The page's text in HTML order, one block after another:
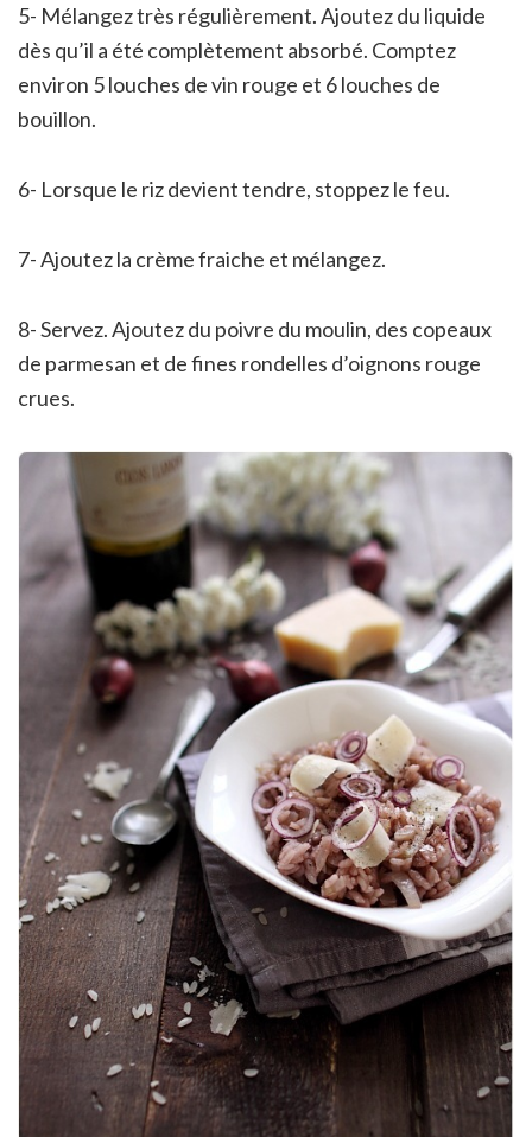
5- Mélangez très régulièrement. Ajoutez du liquide
dès qu’il a été complètement absorbé. Comptez
environ 5 louches de vin rouge et 6 louches de
bouillon.
6- Lorsque le riz devient tendre, stoppez le feu.
7- Ajoutez la crème fraiche et mélangez.
8- Servez. Ajoutez du poivre du moulin, des copeaux
de parmesan et de fines rondelles d’oignons rouge
crues.